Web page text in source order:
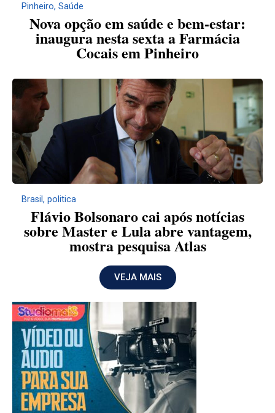
Pinheiro, Saúde
Nova opção em saúde e bem-estar:
inaugura nesta sexta a Farmácia
Cocais em Pinheiro
Brasil , politica
Flávio Bolsonaro cai após notícias
sobre Master e Lula abre vantagem,
mostra pesquisa Atlas
VEJA MAIS